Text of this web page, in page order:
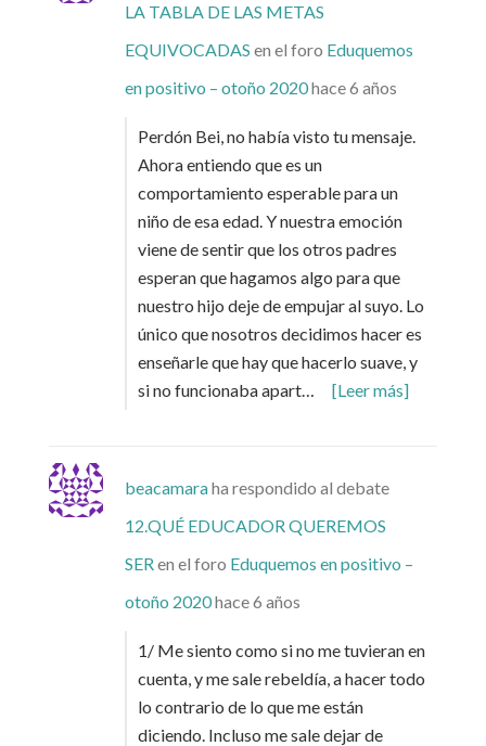
LA TABLA DE LAS METAS
EQUIVOCADAS en el foro Eduquemos
en positivo – otoño 2020hace 6 años
Perdón Bei, no había visto tu mensaje.
Ahora entiendo que es un
comportamiento esperable para un
niño de esa edad. Y nuestra emoción
viene de sentir que los otros padres
esperan que hagamos algo para que
nuestro hijo deje de empujar al suyo. Lo
único que nosotros decidimos hacer es
enseñarle que hay que hacerlo suave, y
si no funcionaba apart…
[Leer más]
beacamaraha respondido al debate
12.QUÉ EDUCADOR QUEREMOS
SERen el foro Eduquemos en positivo –
otoño 2020hace 6 años
1/ Me siento como si no me tuvieran en
cuenta, y me sale rebeldía, a hacer todo
lo contrario de lo que me están
diciendo. Incluso me sale dejar de